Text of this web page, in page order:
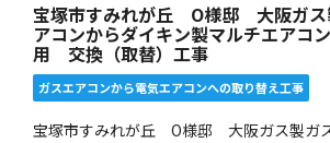
宝塚市すみれが丘 O様邸 大阪ガス
アコンからダイキン製マルチエア
用 交換（取替）工事
ガスエアコンから電気エアコンへの取り替え工事
宝塚市すみれが丘 O様邸 大阪ガス製ガ